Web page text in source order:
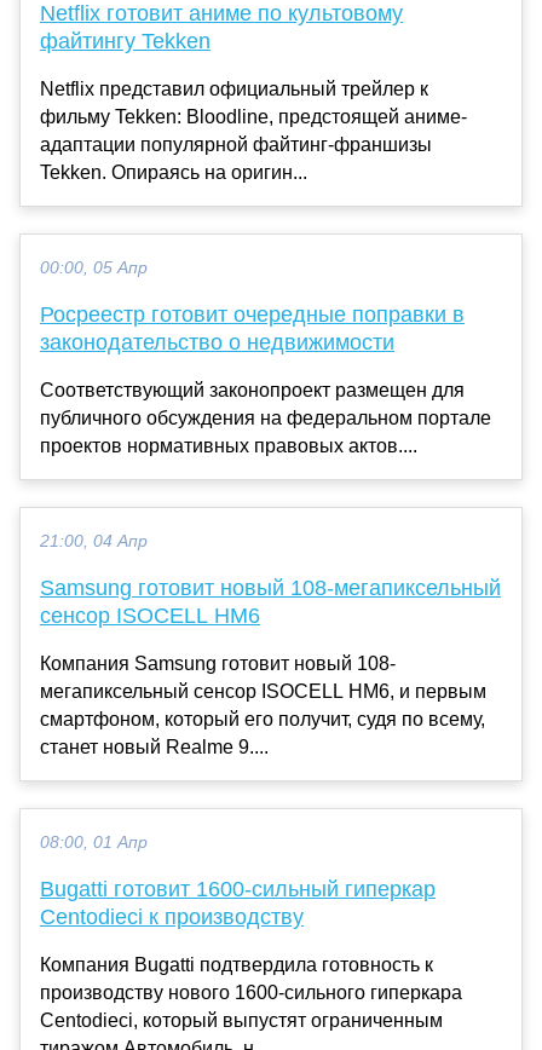
Netflix готовит аниме по культовому
файтингу Tekken
Netflix представил официальный трейлер к
фильму Tekken: Bloodline, предстоящей аниме-
адаптации популярной файтинг-франшизы
Tekken. Опираясь на оригин...
00:00, 05 Апр
Росреестр готовит очередные поправки в
законодательство о недвижимости
Соответствующий законопроект размещен для
публичного обсуждения на федеральном портале
проектов нормативных правовых актов....
21:00, 04 Апр
Samsung готовит новый 108-мегапиксельный
сенсор ISOCELL HM6
Компания Samsung готовит новый 108-
мегапиксельный сенсор ISOCELL HM6, и первым
смартфоном, который его получит, судя по всему,
станет новый Realme 9....
08:00, 01 Апр
Bugatti готовит 1600-сильный гиперкар
Centodieci к производству
Компания Bugatti подтвердила готовность к
производству нового 1600-сильного гиперкара
Centodieci, который выпустят ограниченным